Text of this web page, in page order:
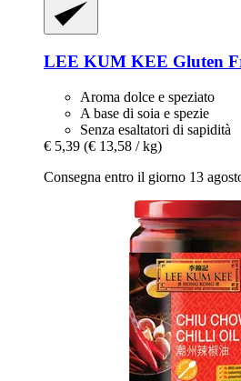
LEE KUM KEE Gluten
Aroma dolce e speziato
A base di soia e spezie
Senza esaltatori di sapidità
€ 5,39 (€ 13,58 / kg)
Consegna entro il giorno 13